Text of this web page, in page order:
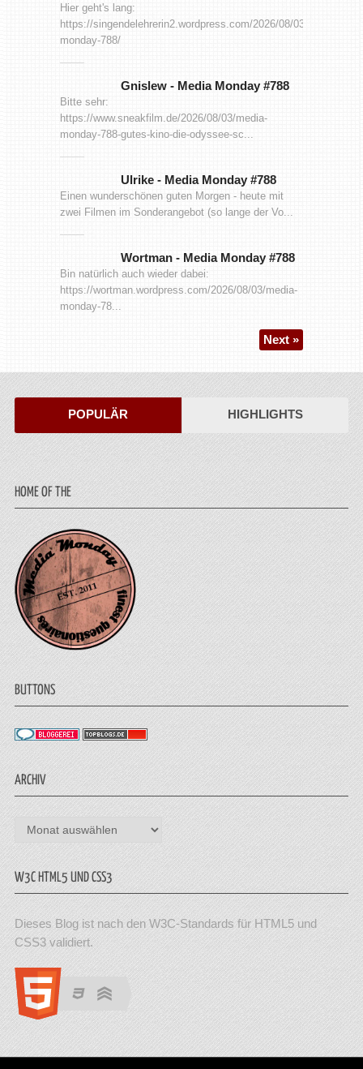
Hier geht's lang:
https://singendelehrerin2.wordpress.com/2026/08/03/media-
monday-788/
Gnislew - Media Monday #788
Bitte sehr:
https://www.sneakfilm.de/2026/08/03/media-
monday-788-gutes-kino-die-odyssee-sc...
Ulrike - Media Monday #788
Einen wunderschönen guten Morgen - heute mit
zwei Filmen im Sonderangebot (so lange der Vo...
Wortman - Media Monday #788
Bin natürlich auch wieder dabei:
https://wortman.wordpress.com/2026/08/03/media-
monday-78...
Next »
POPULÄR HIGHLIGHTS
HOME OF THE
BUTTONS
ARCHIV
Archiv
W3C HTML5 UND CSS3
Dieses Blog ist nach den W3C-Standards für HTML5 und
CSS3 validiert.